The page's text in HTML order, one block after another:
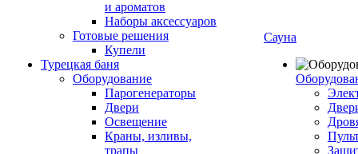
и ароматов
Наборы аксессуаров
Готовые решения
Купели
Турецкая баня
Оборудование
Парогенераторы
Двери
Освещение
Краны, изливы,
трапы
Сауна